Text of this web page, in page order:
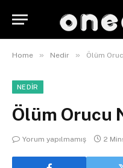
Home » Nedir » Ölüm
NEDIR
Ölüm Orucu
Yorum yapılmamış 2